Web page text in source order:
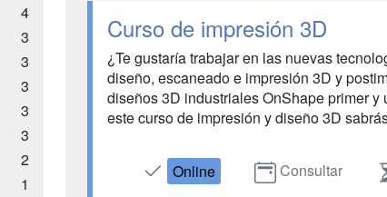
4
3
3
3
3
3
2
1
Curso de impresión 3D
¿Te gustaría trabajar en las nuevas
diseño, escaneado e impresión 3D y
diseños 3D industriales OnShape primer
este curso de impresión y diseño 3D
Online Consultar